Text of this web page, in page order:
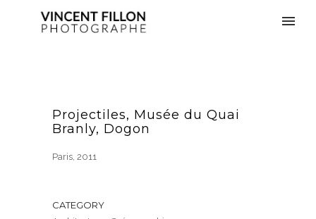
Projectiles, Musée du Quai
Branly, Dogon
Paris, 2011
CATEGORY